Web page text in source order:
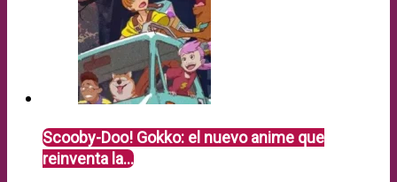
Scooby-Doo! Gokko: el nuevo anime que
reinventa la…